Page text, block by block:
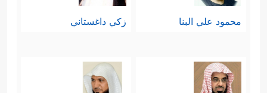
محمود علي البنا زكي داغستاني